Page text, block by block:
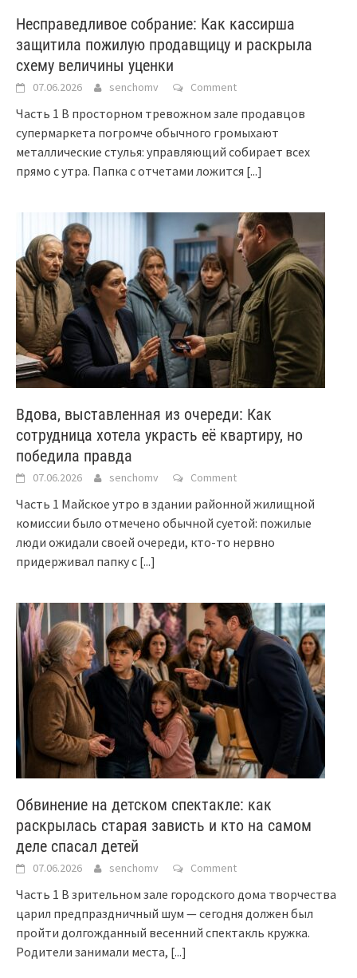
Несправедливое собрание: Как кассирша
защитила пожилую продавщицу и раскрыла
схему величины уценки
07.06.2026 senchomv Comment
Часть 1 В просторном тревожном зале продавцов
супермаркета погромче обычного громыхают
металлические стулья: управляющий собирает всех
прямо с утра. Папка с отчетами ложится [...]
Вдова, выставленная из очереди: Как
сотрудница хотела украсть её квартиру, но
победила правда
07.06.2026 senchomv Comment
Часть 1 Майское утро в здании районной жилищной
комиссии было отмечено обычной суетой: пожилые
люди ожидали своей очереди, кто-то нервно
придерживал папку с [...]
Обвинение на детском спектакле: как
раскрылась старая зависть и кто на самом
деле спасал детей
07.06.2026 senchomv Comment
Часть 1 В зрительном зале городского дома творчества
царил предпраздничный шум — сегодня должен был
пройти долгожданный весенний спектакль кружка.
Родители занимали места, [...]